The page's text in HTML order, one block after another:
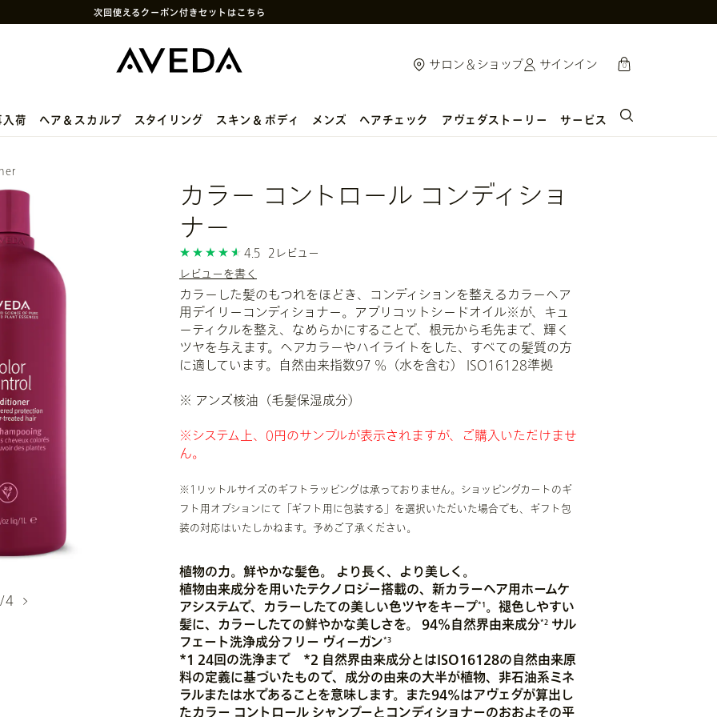
次回使えるクーポン付きセットはこちら
アヴェダ製品の偽造・模倣品に関するご注意
サロン＆ショップ サインイン cart
0
入荷 ヘア＆スカルプ スタイリング スキン＆ボディ メンズ ヘアチェック アヴェダストーリー サービス
4
カラー コントロール コンディショ
ナー
4.5 2レビュー
レビューを書く
カラーした髪のもつれをほどき、コンディションを整えるカラーヘア
用デイリーコンディショナー。アプリコットシードオイル※が、キュ
ーティクルを整え、なめらかにすることで、根元から毛先まで、輝く
ツヤを与えます。ヘアカラーやハイライトをした、すべての髪質の方
に適しています。自然由来指数97 %（水を含む） ISO16128準拠
※ アンズ核油（毛髪保湿成分）
※システム上、0円のサンプルが表示されますが、ご購入いただけませ
ん。
※1リットルサイズのギフトラッピングは承っておりません。ショッピングカートのギ
フト用オプションにて「ギフト用に包装する」を選択いただいた場合でも、ギフト包
装の対応はいたしかねます。予めご了承ください。
植物の力。鮮やかな髪色。 より長く、より美しく。
植物由来成分を用いたテクノロジー搭載の、新カラーヘア用ホームケ
アシステムで、カラーしたての美しい色ツヤをキープ*1 。褪色しやすい
髪に、カラーしたての鮮やかな美しさを。 94％自然界由来成分*2 サル
フェート洗浄成分フリー ヴィーガン*3
*1 24回の洗浄まで *2 自然界由来成分とはISO16128の自然由来原
料の定義に基づいたもので、成分の由来の大半が植物、非石油系ミネ
ラルまたは水であることを意味します。また94%はアヴェダが算出し
たカラー コントロール シャンプーとコンディショナーのおおよその平